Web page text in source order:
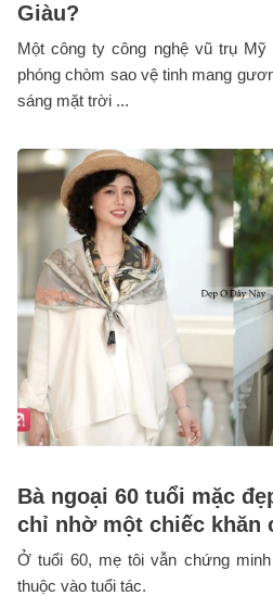
Giàu?
Một công ty công nghệ vũ trụ
phóng chòm sao vệ tinh mang
sáng mặt trời ...
Bà ngoại 60 tuổi mặc
chỉ nhờ một chiếc khăn
Ở tuổi 60, mẹ tôi vẫn chứng
thuộc vào tuổi tác.